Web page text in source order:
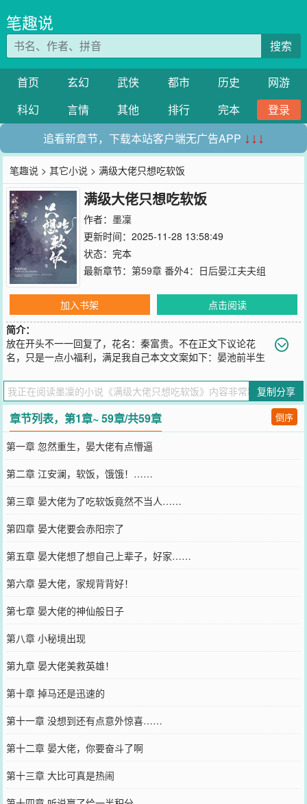
笔趣说
搜索
首页 玄幻 武侠 都市 历史
网游
科幻
言情 其他 排行 完本
登录
追看新章节，下载本站客户端无广告APP ↓↓↓
笔趣说 >其它小说 > 满级大佬只想吃软饭
满级大佬只想吃软饭
作者： 墨凜
更新时间：2025-11-28 13:58:49
状态：完本
最新章节： 第59章 番外4：日后晏江夫夫组
加入书架
点击阅读
简介：
放在开头不一一回复了，花名：秦富贵。不在正文下议论花
名，只是一点小福利，满足我自己本文文案如下：晏池前半生
情寡义，喜怒无常，唯一追求的就是力量。晏池后半生成为天下第一
人，实力超群，世人惧他畏他。报仇后便了无生趣，隐居山林。倒是
隔壁跟他实力不相上下的剑修江安澜天天来找他比剑。惜了这江安澜
修行闭口禅多年，不曾开口。晏池不过醉
您要是觉得《满级大佬只想吃软饭》还不错的话请不要忘记向您QQ群
和微博微信里的朋友推荐哦！
复制分享
章节列表，第1章~ 59章/共59章 倒序
第一章 忽然重生，晏大佬有点懵逼
第二章 江安澜，软饭，饿饿！……
第三章 晏大佬为了吃软饭竟然不当人……
第四章 晏大佬要会赤阳宗了
第五章 晏大佬想了想自己上辈子，好家……
第六章 晏大佬，家规背背好！
第七章 晏大佬的神仙般日子
第八章 小秘境出现
第九章 晏大佬美救英雄！
第十章 掉马还是迅速的
第十一章 没想到还有点意外惊喜……
第十二章 晏大佬，你要奋斗了啊
第十三章 大比可真是热闹